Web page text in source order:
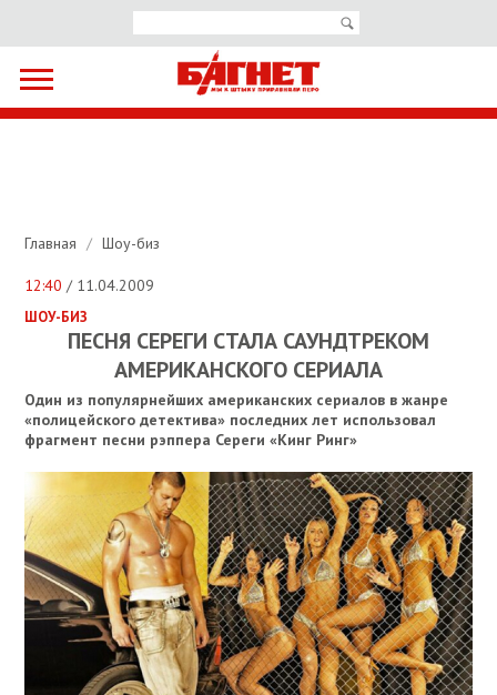
Главная / Шоу-биз
12:40 / 11.04.2009
ШОУ-БИЗ
ПЕСНЯ СЕРЕГИ СТАЛА САУНДТРЕКОМ
АМЕРИКАНСКОГО СЕРИАЛА
Один из популярнейших американских сериалов в жанре
«полицейского детектива» последних лет использовал
фрагмент песни рэппера Сереги «Кинг Ринг»